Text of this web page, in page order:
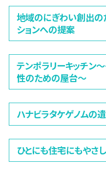
地域のにぎわい創出
ションへの提案
テンポラリーキッチン
性のための屋台〜
ハナビラタケゲノムの
ひとにも住宅にもやさ